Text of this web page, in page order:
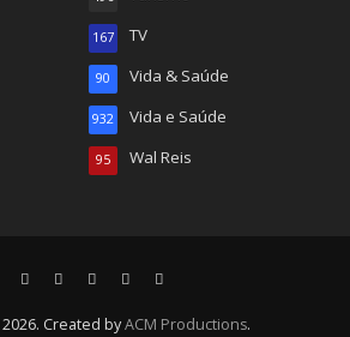
TV
167
Vida & Saúde
90
Vida e Saúde
932
Wal Reis
95
Created byACM Productions.